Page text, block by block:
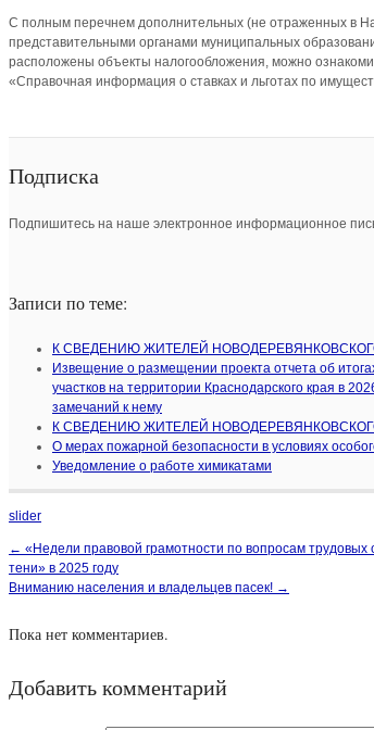
С полным перечнем дополнительных (не отраженных в
представительными органами муниципальных
расположены объекты налогообложения, можно
«Справочная информация о ставках и льготах по
Подписка
Подпишитесь на наше электронное информационное
Записи по теме:
К СВЕДЕНИЮ ЖИТЕЛЕЙ
Извещение о размещении проекта отчета об
участков на территории Краснодарского края в
замечаний к нему
К СВЕДЕНИЮ ЖИТЕЛЕЙ
О мерах пожарной безопасности в условиях
Уведомление о работе химикатами
slider
← «Недели правовой грамотности по вопросам
тени» в 2025 году
Вниманию населения и владельцев пасек! →
Пока нет комментариев.
Добавить комментарий